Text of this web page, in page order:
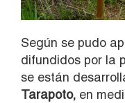
Según se pudo
difundidos por la
se están
Tarapoto, en